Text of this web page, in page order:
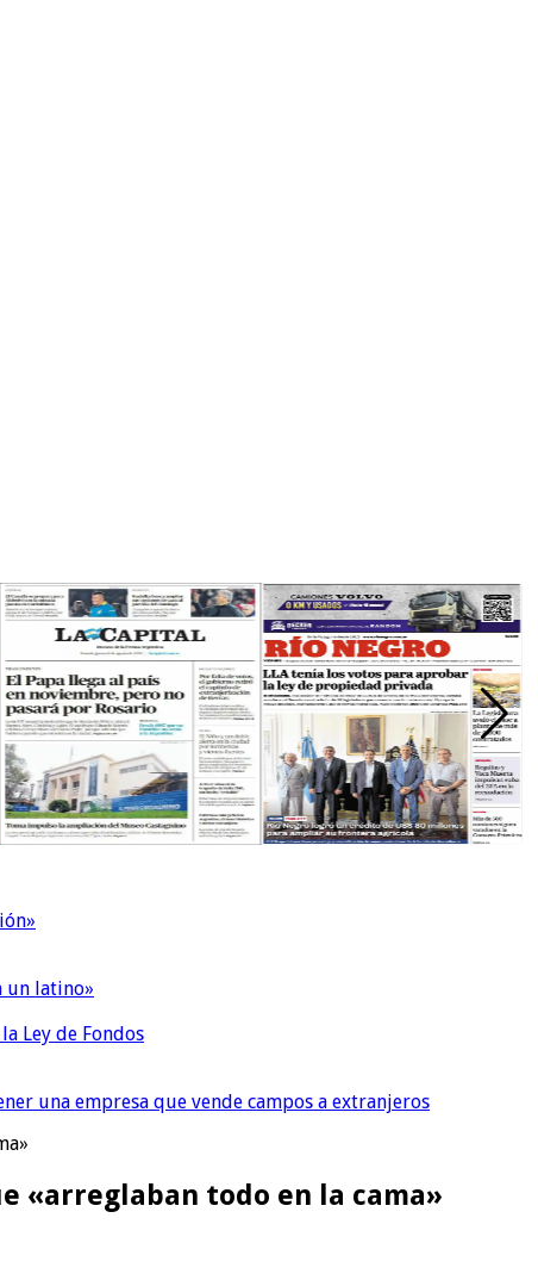
un latino»
Ley de Fondos
una empresa que vende campos a extranjeros
«arreglaban todo en la cama»